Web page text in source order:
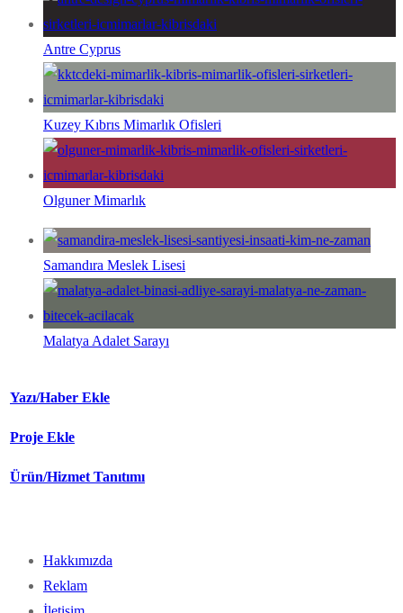
Antre Cyprus
Kuzey Kıbrıs Mimarlık Ofisleri
Olguner Mimarlık
Samandıra Meslek Lisesi
Malatya Adalet Sarayı
Yazı/Haber Ekle
Proje Ekle
Ürün/Hizmet Tanıtımı
Hakkımızda
Reklam